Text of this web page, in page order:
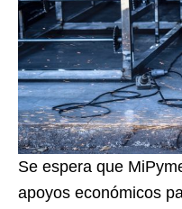
Se espera que
apoyos económicos